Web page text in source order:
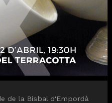
de la Bisbal d'Empordà